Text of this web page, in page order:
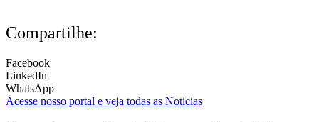
Compartilhe:
Facebook
LinkedIn
WhatsApp
Acesse nosso portal e veja todas as Noticias